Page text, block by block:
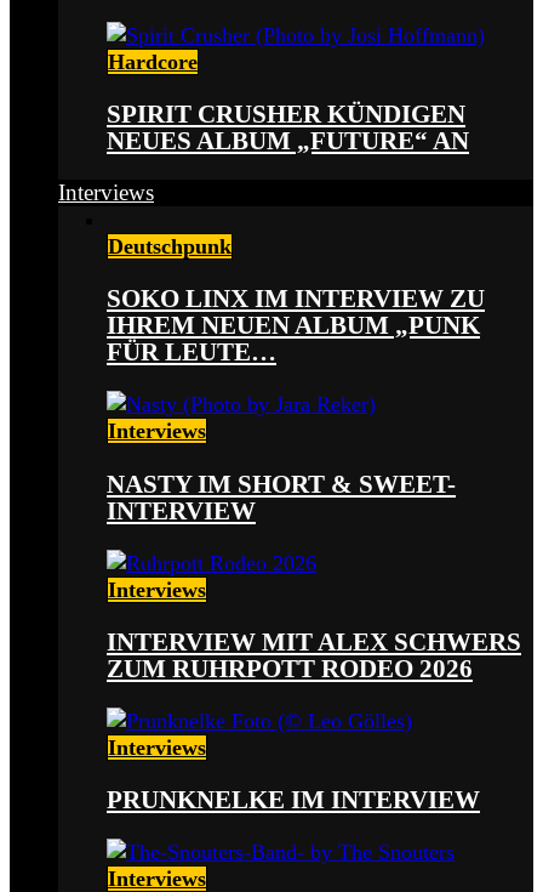
Hardcore
SPIRIT CRUSHER KÜNDIGEN
NEUES ALBUM „FUTURE“ AN
Interviews
Deutschpunk
SOKO LINX IM INTERVIEW ZU
IHREM NEUEN ALBUM „PUNK
FÜR LEUTE…
Interviews
NASTY IM SHORT & SWEET-
INTERVIEW
Interviews
INTERVIEW MIT ALEX SCHWERS
ZUM RUHRPOTT RODEO 2026
Interviews
PRUNKNELKE IM INTERVIEW
Interviews